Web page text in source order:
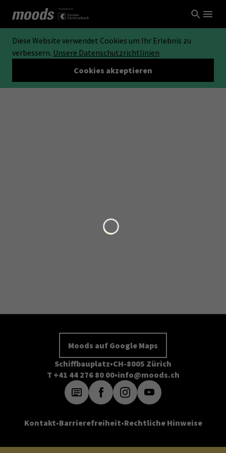
Diese Website verwendet Cookies um Ihr Erlebnis zu
verbessern. Unsere Datenschutzrichtlinien
Cookies akzeptieren
Moods auf Google Maps
Schiffbauplatz CH-8005 Zürich
T +41 44 276 80 00 info@moods.ch
Kontakt Barrierefreiheit Rechtliche Hinweise